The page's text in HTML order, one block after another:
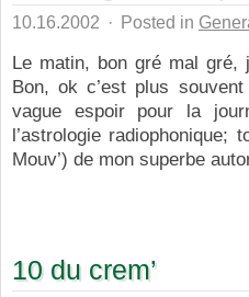
10.16.2002 · Posted in
Le matin, bon gré mal
Bon, ok c’est plus
vague espoir pour la
l’astrologie radiophonique;
Mouv’) de mon superbe
10 du crem’